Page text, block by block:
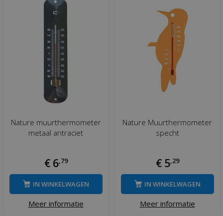
Nature muurthermometer
metaal antraciet
€ 6 79
Meer informatie
IN WINKELWAGEN
Nature Muurthermometer
specht
€ 5 29
Meer informatie
IN WINKELWAGEN